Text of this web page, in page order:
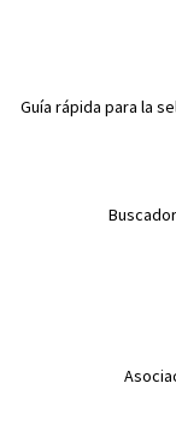
Guía rápida para la